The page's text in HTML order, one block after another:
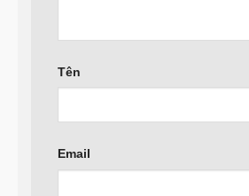
Tên
Email